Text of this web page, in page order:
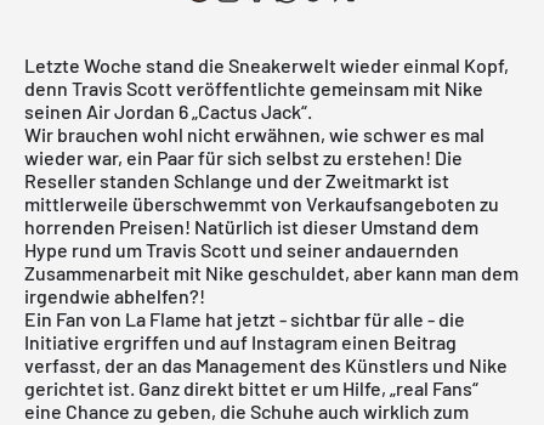
Letzte Woche stand die Sneakerwelt wieder einmal Kopf,
denn Travis Scott veröffentlichte gemeinsam mit Nike
seinen Air Jordan 6 „Cactus Jack“.
Wir brauchen wohl nicht erwähnen, wie schwer es mal
wieder war, ein Paar für sich selbst zu erstehen! Die
Reseller standen Schlange und der Zweitmarkt ist
mittlerweile überschwemmt von Verkaufsangeboten zu
horrenden Preisen! Natürlich ist dieser Umstand dem
Hype rund um Travis Scott und seiner andauernden
Zusammenarbeit mit Nike geschuldet, aber kann man dem
irgendwie abhelfen?!
Ein Fan von La Flame hat jetzt - sichtbar für alle - die
Initiative ergriffen und auf Instagram einen Beitrag
verfasst, der an das Management des Künstlers und Nike
gerichtet ist. Ganz direkt bittet er um Hilfe, „real Fans“
eine Chance zu geben, die Schuhe auch wirklich zum